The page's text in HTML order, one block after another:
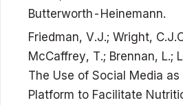
Butterworth-Heinemann.
Friedman, V.J.; Wright,
McCaffrey, T.; Brennan, L.;
The Use of Social Media as
Platform to Facilitate